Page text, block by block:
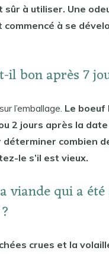
sûr à utiliser. Une
à se
il bon après 7
l’emballage. Le boeuf
2 jours après la
combien
le s’il est vieux.
viande qui a
crues et la